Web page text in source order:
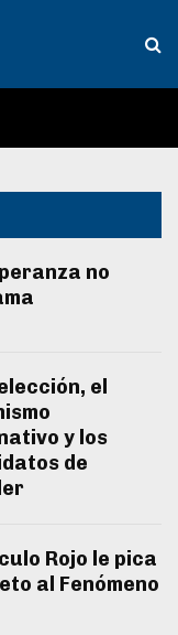
no
el
y los
de
Rojo le pica
al Fenómeno